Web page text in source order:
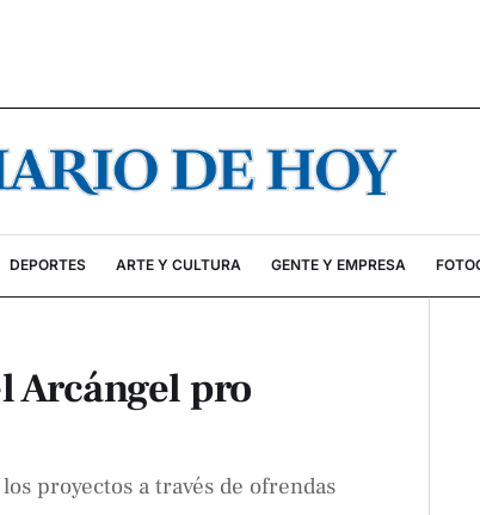
DEPORTES ARTE Y CULTURA GENTE Y EMPRESA
Arcángel pro
proyectos a través de ofrendas